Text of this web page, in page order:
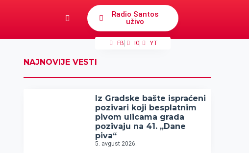
Radio Santos
uživo
FB IG YT
NAJNOVIJE VESTI
Iz Gradske bašte ispraćeni
pozivari koji besplatnim
pivom ulicama grada
pozivaju na 41. „Dane
piva“
5. avgust 2026.